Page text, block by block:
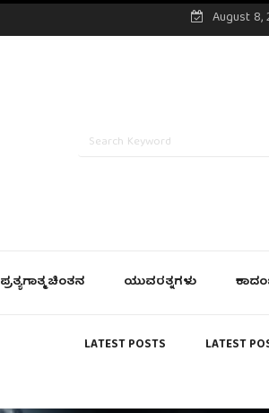
August 8,
ಪ್ರತ್ಯಗಾತ್ಮ ಚಿಂತನ ಯುವರತ್ನಗಳು
LATEST POSTS LATEST